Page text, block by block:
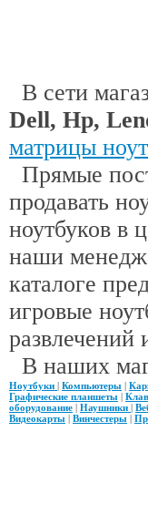
В сети
Dell, Hp,
матрицы
Прямые
продавать
ноутбуков в
наши
каталоге
игровые
развлечений
В наших
Ноутбуки | Компьютеры |
Графические планшеты |
оборудование | Наушники |
Видеокарты | Винчестеры |